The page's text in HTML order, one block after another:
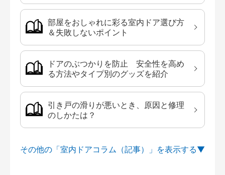
部屋をおしゃれに彩る室内ドア選び方
＆失敗しないポイント
ドアのぶつかりを防止 安全性を高め
る方法やタイプ別のグッズを紹介
引き戸の滑りが悪いとき、原因と修理
のしかたは？
その他の「室内ドアコラム（記事）」を